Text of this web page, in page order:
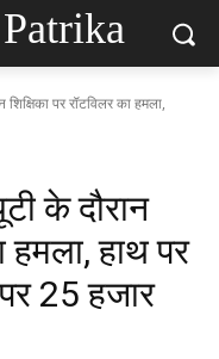
पर रॉटविलर का हमला,
के दौरान
हमला, हाथ पर
25 हजार